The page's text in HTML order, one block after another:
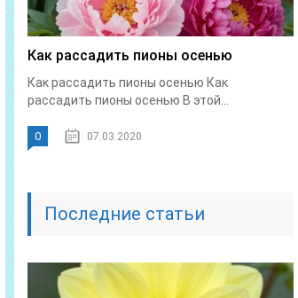
Как рассадить пионы осенью
Как рассадить пионы осенью Как
рассадить пионы осенью В этой...
0 07.03.2020
Последние статьи